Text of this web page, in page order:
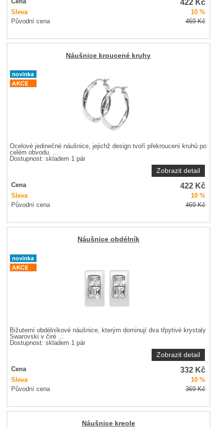
Cena 422 Kč
Sleva
10 %
Původní cena
469Kč
Náušnice kroucené kruhy
Ocelové jedinečné náušnice, jejichž design tvoří překroucení kruhů po
celém obvodu. ...
Dostupnost:skladem 1 pár
Zobrazit detail
Cena 422 Kč
Sleva
10 %
Původní cena
469Kč
Náušnice obdélník
Bižuterní obdélníkové náušnice, kterým dominují dva třpytivé krystaly
Swarovski v čiré ...
Dostupnost:skladem 1 pár
Zobrazit detail
Cena 332 Kč
Sleva
10 %
Původní cena
369Kč
Náušnice kreole